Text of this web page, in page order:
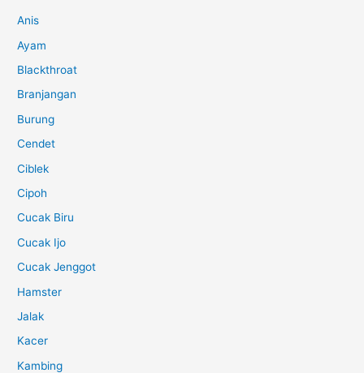
Anis
Ayam
Blackthroat
Branjangan
Burung
Cendet
Ciblek
Cipoh
Cucak Biru
Cucak Ijo
Cucak Jenggot
Hamster
Jalak
Kacer
Kambing